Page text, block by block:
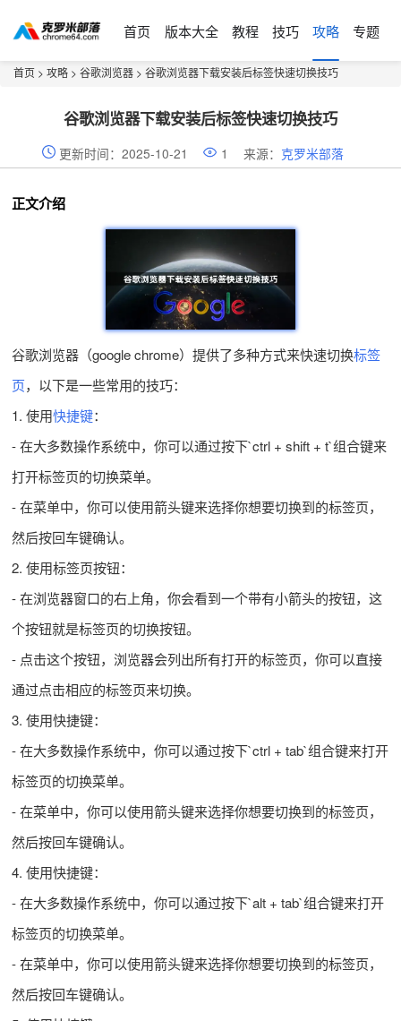
首页 版本大全 教程 技巧 攻略 专题
首页 > 攻略 > 谷歌浏览器 > 谷歌浏览器下载安装后标签快速切换技巧
谷歌浏览器下载安装后标签快速切换技巧
更新时间：2025-10-21 1 来源： 克罗米部落
正文介绍
谷歌浏览器（google chrome）提供了多种方式来快速切换标签
页，以下是一些常用的技巧：
1. 使用快捷键：
- 在大多数操作系统中，你可以通过按下`ctrl + shift + t`组合键来
打开标签页的切换菜单。
- 在菜单中，你可以使用箭头键来选择你想要切换到的标签页，
然后按回车键确认。
2. 使用标签页按钮：
- 在浏览器窗口的右上角，你会看到一个带有小箭头的按钮，这
个按钮就是标签页的切换按钮。
- 点击这个按钮，浏览器会列出所有打开的标签页，你可以直接
通过点击相应的标签页来切换。
3. 使用快捷键：
- 在大多数操作系统中，你可以通过按下`ctrl + tab`组合键来打开
标签页的切换菜单。
- 在菜单中，你可以使用箭头键来选择你想要切换到的标签页，
然后按回车键确认。
4. 使用快捷键：
- 在大多数操作系统中，你可以通过按下`alt + tab`组合键来打开
标签页的切换菜单。
- 在菜单中，你可以使用箭头键来选择你想要切换到的标签页，
然后按回车键确认。